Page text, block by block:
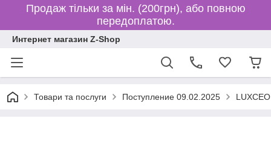
Продаж тільки за мін. (200грн), або повною
передоплатою.
Интернет магазин Z-Shop
Товари та послуги Поступление 09.02.2025